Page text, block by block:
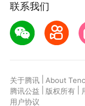
联系我们
关于腾讯 About
腾讯公益
版权所有
用户协议